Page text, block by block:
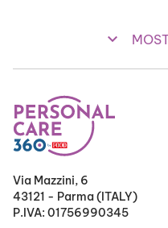
keyboard_arrow_down
Via Mazzini, 6
43121 - Parma (ITALY)
P.IVA: 01756990345